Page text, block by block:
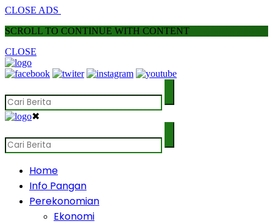
CLOSE ADS
SCROLL TO CONTINUE WITH CONTENT
CLOSE
✖
Home
Info Pangan
Perekonomian
Ekonomi